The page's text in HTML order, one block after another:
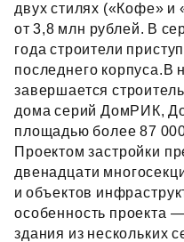
двух стилях («Кофе» и
от 3,8 млн рублей. В
года строители
последнего корпуса.В
завершается
дома серий ДомРИК,
площадью более 87
Проектом застройки
двенадцати
и объектов
особенность проекта
здания из нескольких